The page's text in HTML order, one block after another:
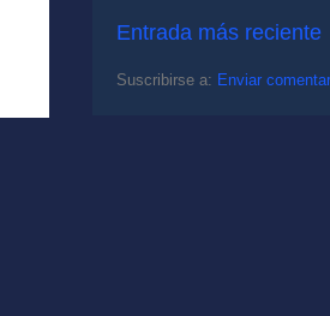
Entrada más reciente
Suscribirse a: Enviar